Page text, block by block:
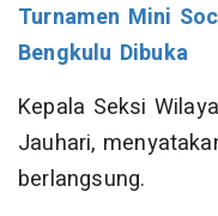
Turnamen Mini
Bengkulu Dibuka
Kepala Seksi
Jauhari,
berlangsung.